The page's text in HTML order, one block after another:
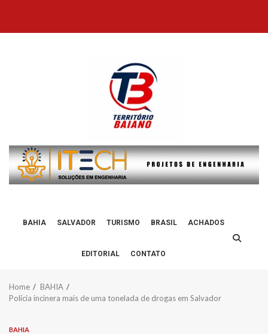
content
BAHIA SALVADOR TURISMO BRASIL ACHADOS
EDITORIAL CONTATO
Home
BAHIA
Polícia incinera mais de uma tonelada de drogas em Salvador
BAHIA